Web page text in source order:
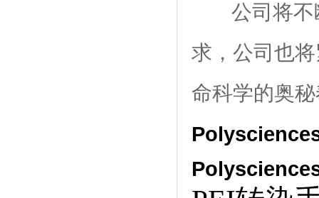
公司将
求，公司也
命科学的奥